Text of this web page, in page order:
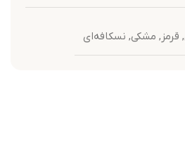
, قرمز , مشکی, نسکافه‌ای